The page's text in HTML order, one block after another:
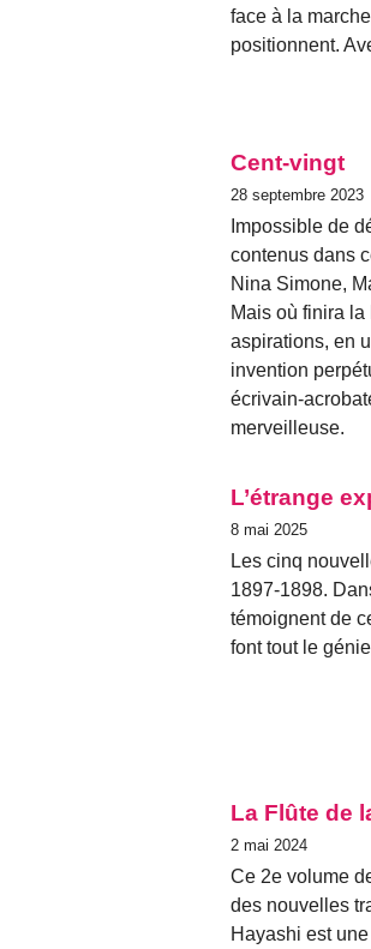
face à la
positionnent.
Cent-vingt
28 septembre 2023
Impossible de
contenus dans
Nina Simone,
Mais où finira
aspirations, en
invention
écrivain-
merveilleuse.
L’étrange
8 mai 2025
Les cinq
1897-1898.
témoignent de
font tout le
La Flûte de
2 mai 2024
Ce 2e volume
des nouvelles
Hayashi est